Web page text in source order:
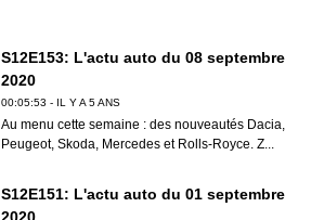
S12E153: L'actu auto du 08 septembre
2020
00:05:53 - IL Y A 5 ANS
Au menu cette semaine : des nouveautés Dacia,
Peugeot, Skoda, Mercedes et Rolls-Royce. Z...
S12E151: L'actu auto du 01 septembre